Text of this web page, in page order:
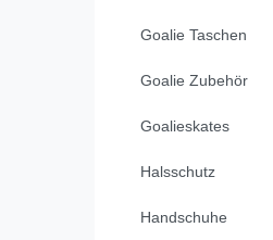
Goalie Taschen
Goalie Zubehör
Goalieskates
Halsschutz
Handschuhe